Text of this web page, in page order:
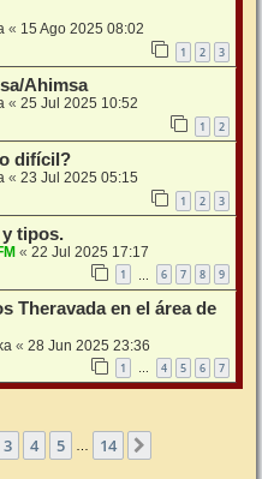
« 15 Ago 2025 08:02
1 2 3
Ahimsa
« 25 Jul 2025 10:52
1 2
difícil?
« 23 Jul 2025 05:15
1 2 3
y tipos.
« 22 Jul 2025 17:17
1 6 7 8 9
Theravada en el área de
« 28 Jun 2025 23:36
1 … 4 5 6 7
de 14
3 4 5 14